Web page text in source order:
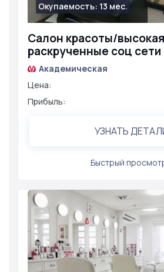
Салон красоты/
раскрученные соц сети
Окупаемость: 13 мес.
Академическая
Цена:
Прибыль:
УЗНАТЬ
Быстрый